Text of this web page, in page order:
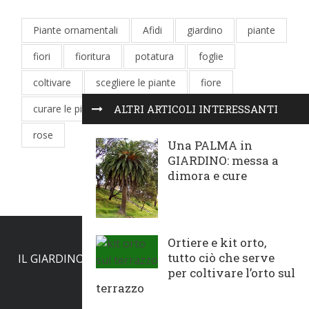
ALTRI ARTICOLI INTERESSANTI
Una PALMA in
GIARDINO: messa a
dimora e cure
Ortiere e kit orto,
tutto ciò che serve
per coltivare l’orto sul
terrazzo
Piante ornamentali Afidi giardino
piante
fiori
fioritura potatura
foglie
coltivare
scegliere le piante
fiore
curare le piante
parassiti orto
pianta
rose
IL GIARDINO AREE VERDI
PIANTE E FIORI
COLTIVARE